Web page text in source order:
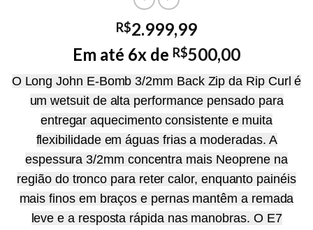
R$2.999,99
Em até 6x de R$500,00
O Long John E-Bomb 3/2mm Back Zip da Rip Curl é
um wetsuit de alta performance pensado para
entregar aquecimento consistente e muita
flexibilidade em águas frias a moderadas. A
espessura 3/2mm concentra mais Neoprene na
região do tronco para reter calor, enquanto painéis
mais finos em braços e pernas mantêm a remada
leve e a resposta rápida nas manobras. O E7